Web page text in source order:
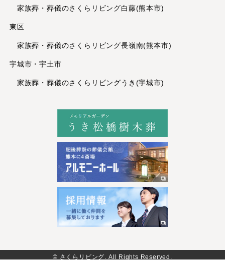
2022年11月
2022年10月
2022年9月
2021年4月
家族葬・葬儀のさくらリビング白藤(熊本市)
東区
家族葬・葬儀のさくらリビング長嶺南(熊本市)
宇城市・宇土市
家族葬・葬儀のさくらリビングうき(宇城市)
© さくらリビング. All Rights Reserved.